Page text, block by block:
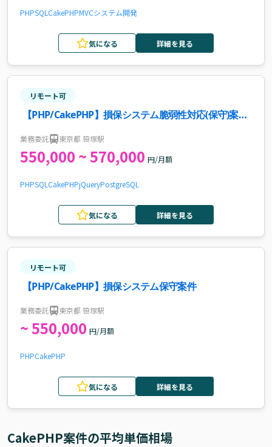
PHPSQL CakePHPMVCシステム開発
気になる 詳細を見る
リモート可
【PHP/CakePHP】損保システム脆弱性対応(保守)案
業務委託 東京都 笹塚駅
550,000 ~ 570,000 円/月額
PHPSQL CakePHPjQueryPostgreSQL
気になる 詳細を見る
リモート可
【PHP/CakePHP】損保システム保守案件
業務委託 東京都 笹塚駅
~ 550,000 円/月額
PHPCakePHP
気になる 詳細を見る
CakePHP案件の平均単価相場